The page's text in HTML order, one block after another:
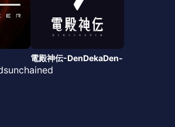
電殿神伝-DenDekaDen-